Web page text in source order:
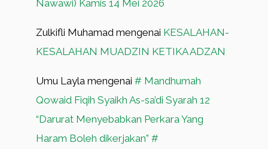
Nawawi) Kamis 14 Mei 2026
Zulkifli Muhamad mengenai KESALAHAN-
KESALAHAN MUADZIN KETIKA ADZAN
Umu Layla mengenai # Mandhumah
Qowaid Fiqih Syaikh As-sa’di Syarah 12
“Darurat Menyebabkan Perkara Yang
Haram Boleh dikerjakan” #